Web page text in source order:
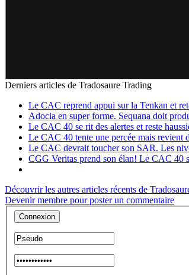
Derniers articles de Tradosaure Trading
Le CAC reprend appui sur la Tenkan et
Adocia en super forme. Sequana doit
Le CAC 40 se rit des alertes et reste
Le CAC 40 tente une percée mais revient
Le CAC devrait toucher son SAR. Les
CGG Veritas prend son élan! Le CAC 40
Découvrir les autres articles récents de
Devenir membre pour poster un commentaire